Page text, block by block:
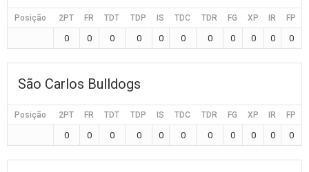
Posição 2PT FR TDT TDP IS TDC TDR FG XP IR FP
0 0 0 0 0 0 0 0 0 0 0
São Carlos Bulldogs
Posição 2PT FR TDT TDP IS TDC TDR FG XP IR FP
0 0 0 0 0 0 0 0 0 0 0